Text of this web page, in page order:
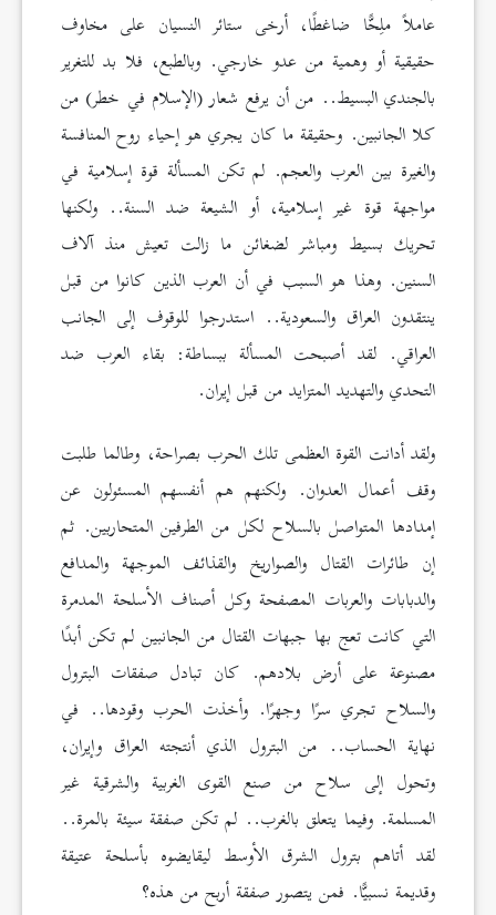
عاملاً ملِحًّا ضاغطًا، أرخی ستائر النسيان على مخاوف
حقيقية أو وهمية من عدو خارجي. وبالطبع، فلا بد للتغرير
بالجندي البسيط.. من أن يرفع شعار (الإسلام في خطر) من
كلا الجانبين. وحقيقة ما كان يجري هو إحياء روح المنافسة
والغيرة بين العرب والعجم. لم تكن المسألة قوة إسلامية في
مواجهة قوة غير إسلامية، أو الشيعة ضد السنة.. ولكنها
تحريك بسيط ومباشر لضغائن ما زالت تعيش منذ آلاف
السنين. وهذا هو السبب في أن العرب الذين كانوا من قبل
ينتقدون العراق والسعودية.. استدرجوا للوقوف إلى الجانب
العراقي. لقد أصبحت المسألة ببساطة: بقاء العرب ضد
التحدي والتهديد المتزايد من قبل إيران.
ولقد أدانت القوة العظمى تلك الحرب بصراحة، وطالما طلبت
وقف أعمال العدوان. ولكنهم هم أنفسهم المسئولون عن
إمدادها المتواصل بالسلاح لكل من الطرفين المتحاربين. ثم
إن طائرات القتال والصواريخ والقذائف الموجهة والمدافع
والدبابات والعربات المصفحة وكل أصناف الأسلحة المدمرة
التي كانت تعج بها جبهات القتال من الجانبين لم تكن أبدًا
مصنوعة على أرض بلادهم. كان تبادل صفقات البترول
والسلاح تجري سرًا وجهرًا. وأخذت الحرب وقودها.. في
نهاية الحساب.. من البترول الذي أنتجته العراق وإيران،
وتحول إلى سلاح من صنع القوى الغربية والشرقية غير
المسلمة. وفيما يتعلق بالغرب.. لم تكن صفقة سيئة بالمرة..
لقد أتاهم بترول الشرق الأوسط ليقايضوه بأسلحة عتيقة
وقديمة نسبيًّا. فمن يتصور صفقة أربح من هذه؟